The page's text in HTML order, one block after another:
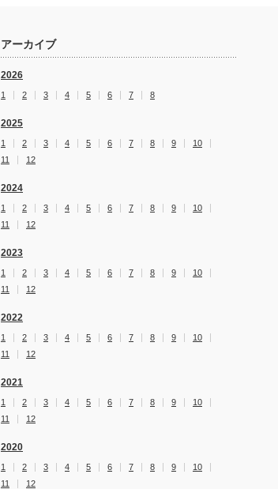
アーカイブ
2026
1 2 3 4 5 6 7 8
2025
1 2 3 4 5 6 7 8 9
10
11
12
2024
1 2 3 4 5 6 7 8 9
10
11
12
2023
1 2 3 4 5 6 7 8 9
10
11
12
2022
1 2 3 4 5 6 7 8 9
10
11
12
2021
1 2 3 4 5 6 7 8 9
10
11
12
2020
1 2 3 4 5 6 7 8 9
10
11
12